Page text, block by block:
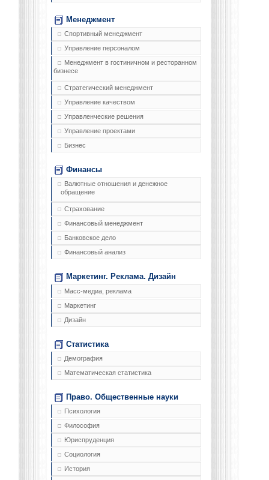
Менеджмент
Спортивный менеджмент
Управление персоналом
Менеджмент в гостиничном и ресторанном
бизнесе
Стратегический менеджмент
Управление качеством
Управленческие решения
Управление проектами
Бизнес
Финансы
Валютные отношения и денежное
обращение
Страхование
Финансовый менеджмент
Банковское дело
Финансовый анализ
Маркетинг. Реклама. Дизайн
Масс-медиа, реклама
Маркетинг
Дизайн
Статистика
Демография
Математическая статистика
Право. Общественные науки
Психология
Философия
Юриспруденция
Социология
История